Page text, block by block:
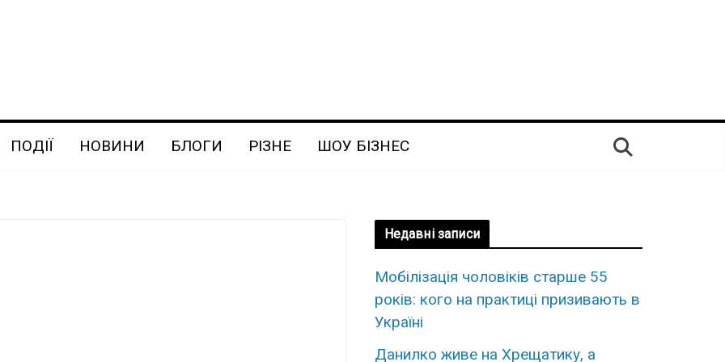
ПОДІЇ НОВИНИ БЛОГИ РІЗНЕ ШОУ БІЗНЕС
Недавні записи
Мобілізація чоловіків старше 55
років: кого на практиці призивають в
Україні
Данилко живе на Хрещатику, а